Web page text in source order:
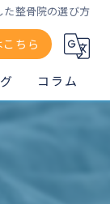
た整骨院の選び方
ちら
コラム